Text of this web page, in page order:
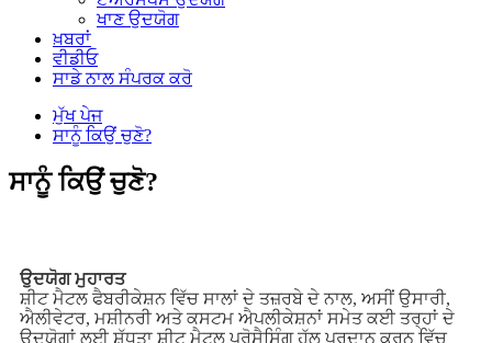
ਖਾਣ ਉਦਯੋਗ
ਖ਼ਬਰਾਂ
ਵੀਡੀਓ
ਸਾਡੇ ਨਾਲ ਸੰਪਰਕ ਕਰੋ
ਮੁੱਖ ਪੇਜ
ਸਾਨੂੰ ਕਿਉਂ ਚੁਣੋ?
ਸਾਨੂੰ ਕਿਉਂ ਚੁਣੋ?
ਉਦਯੋਗ ਮੁਹਾਰਤ
ਸ਼ੀਟ ਮੈਟਲ ਫੈਬਰੀਕੇਸ਼ਨ ਵਿੱਚ ਸਾਲਾਂ ਦੇ ਤਜ਼ਰਬੇ ਦੇ ਨਾਲ, ਅਸੀਂ ਉਸਾਰੀ,
ਐਲੀਵੇਟਰ, ਮਸ਼ੀਨਰੀ ਅਤੇ ਕਸਟਮ ਐਪਲੀਕੇਸ਼ਨਾਂ ਸਮੇਤ ਕਈ ਤਰ੍ਹਾਂ ਦੇ
ਉਦਯੋਗਾਂ ਲਈ ਸ਼ੁੱਧਤਾ ਸ਼ੀਟ ਮੈਟਲ ਪ੍ਰੋਸੈਸਿੰਗ ਹੱਲ ਪ੍ਰਦਾਨ ਕਰਨ ਵਿੱਚ